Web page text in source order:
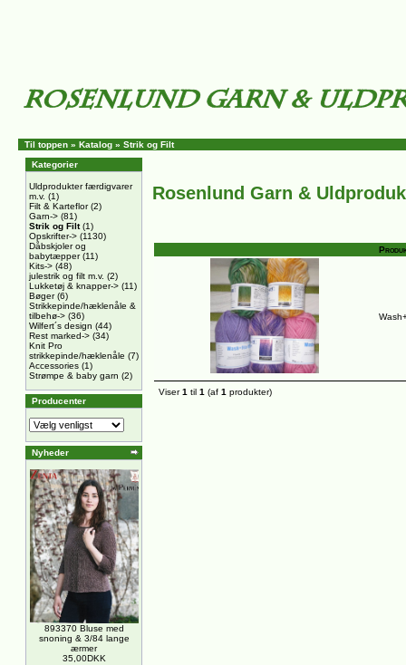
Til toppen » Katalog » Strik og Filt
Kategorier
Uldprodukter færdigvarer
m.v. (1)
Filt & Karteflor(2)
Garn-> (81)
Strik og Filt(1)
Opskrifter-> (1130)
Dåbskjoler og
babytæpper(11)
Kits-> (48)
julestrik og filt m.v. (2)
Lukketøj & knapper-> (11)
Bøger(6)
Strikkepinde/hæklenåle &
tilbehø-> (36)
Wilfert´s design (44)
Rest marked-> (34)
Knit Pro
strikkepinde/hæklenåle (7)
Accessories (1)
Strømpe & baby garn (2)
Producenter
Nyheder
893370 Bluse med
snoning & 3/84 lange
ærmer
35,00DKK
Rosenlund Garn &
Viser1 til 1 (af 1 produkter)